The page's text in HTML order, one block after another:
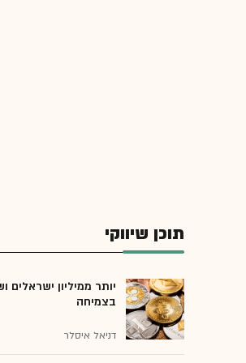
תוכן שיווקי
יותר ממיליון ישראלים
בצמיחה
דניאל איסלר